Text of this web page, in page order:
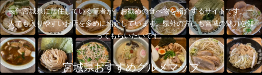
長年宮城県に居住している筆者が、お勧めの食べ物を紹介するサイトです。一
人でも入りやすいお店を多めに紹介しています。県外の方にも宮城の魅力を知
ってもらいたいです。
宮城県おすすめグルメマップ